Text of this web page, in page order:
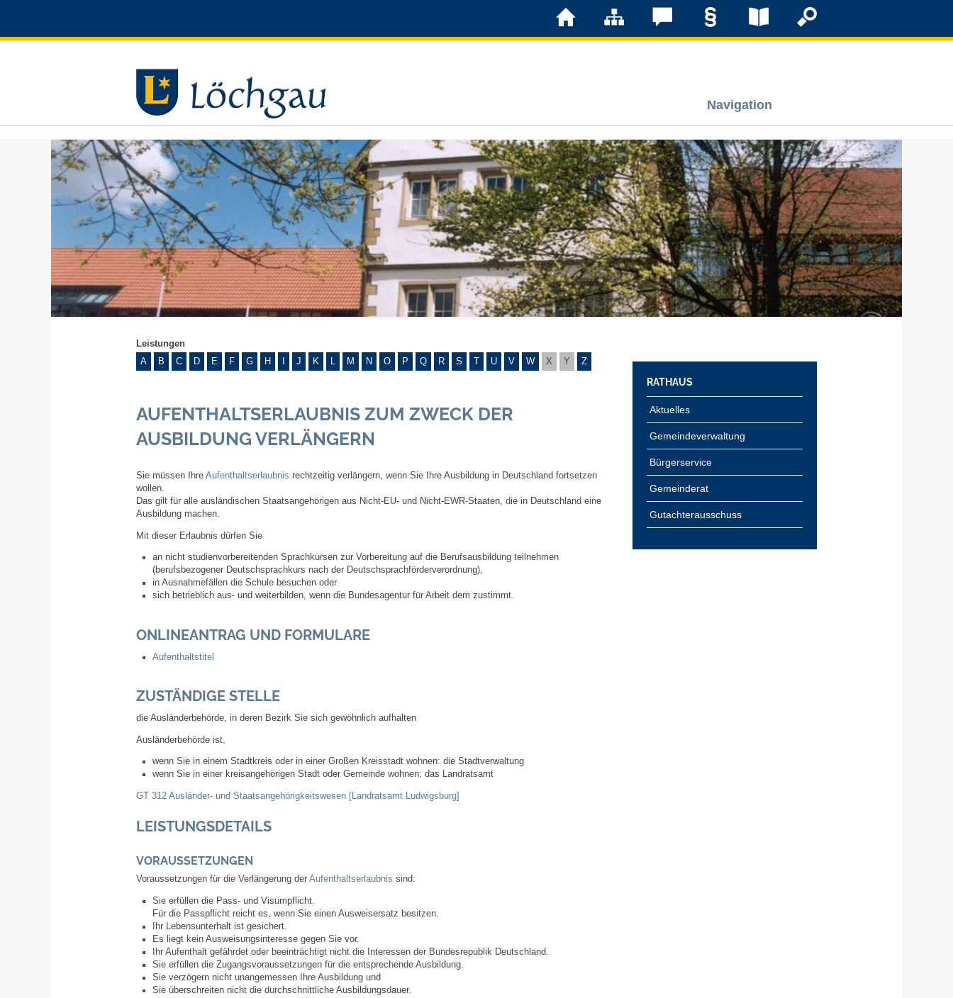
Navigation
Löchgau
Grußwort Bürgermeister
Kurzportrait
Löchgau früher
Zahlen & Fakten
Steuern
Haushalt 2026
Notdienste
Fahrplanauskünfte
Schlepper / Traktor
Gemeindeverwaltung
Mitarbeiter
Stellenangebote
Ortsrecht
Leistungen
A
B C D E F G H J K L M N O P Q R S U V W X Y Z
AUFENTHALTSERLAUBNIS ZUM ZWECK DER
AUSBILDUNG VERLÄNGERN
Sie müssen Ihre Aufenthaltserlaubnis rechtzeitig verlängern, wenn Sie Ihre Ausbildung in Deutschland fortsetzen
wollen.
Das gilt für alle ausländischen Staatsangehörigen aus Nicht-EU- und Nicht-EWR-Staaten, die in Deutschland eine
Ausbildung machen.
Mit dieser Erlaubnis dürfen Sie
an nicht studienvorbereitenden Sprachkursen zur Vorbereitung auf die Berufsausbildung teilnehmen
(berufsbezogener Deutschsprachkurs nach der Deutschsprachförderverordnung),
in Ausnahmefällen die Schule besuchen oder
sich betrieblich aus- und weiterbilden, wenn die Bundesagentur für Arbeit dem zustimmt.
ONLINEANTRAG UND FORMULARE
Aufenthaltstitel
ZUSTÄNDIGE STELLE
die Ausländerbehörde, in deren Bezirk Sie sich gewöhnlich aufhalten
Ausländerbehörde ist,
wenn Sie in einem Stadtkreis oder in einer Großen Kreisstadt wohnen: die Stadtverwaltung
wenn Sie in einer kreisangehörigen Stadt oder Gemeinde wohnen: das Landratsamt
GT 312 Ausländer- und Staatsangehörigkeitswesen [Landratsamt Ludwigsburg]
LEISTUNGSDETAILS
VORAUSSETZUNGEN
Voraussetzungen für die Verlängerung der Aufenthaltserlaubnis sind:
Sie erfüllen die Pass- und Visumpflicht.
Für die Passpflicht reicht es, wenn Sie einen Ausweisersatz besitzen.
Ihr Lebensunterhalt ist gesichert.
Es liegt kein Ausweisungsinteresse gegen Sie vor.
Ihr Aufenthalt gefährdet oder beeinträchtigt nicht die Interessen der Bundesrepublik Deutschland.
Sie erfüllen die Zugangsvoraussetzungen für die entsprechende Ausbildung.
Sie verzögern nicht unangemessen Ihre Ausbildung und
Sie überschreiten nicht die durchschnittliche Ausbildungsdauer.
RATHAUS
Aktuelles
Gemeindeverwaltung
Bürgerservice
Gemeinderat
Gutachterausschuss